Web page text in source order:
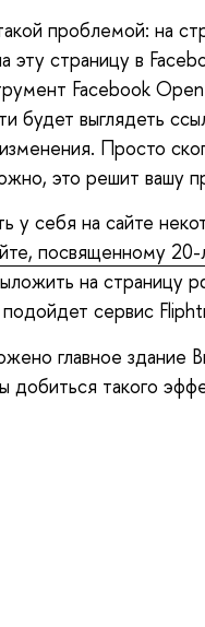
проблемой: на
эту страницу в
Facebook
будет выглядеть
Просто
это решит вашу
у себя на сайте
посвященному
на страницу
сервис
главное здание
такого